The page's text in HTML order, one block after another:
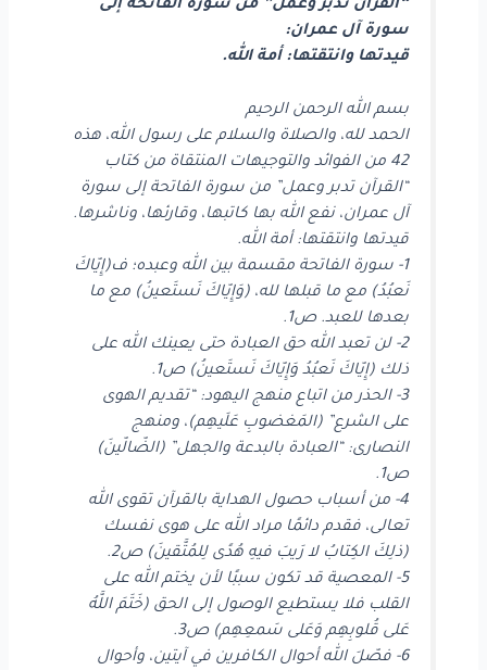
“القرآن تدبر وعمل” من سورة الفاتحة إلى
سورة آل عمران:
قيدتها وانتقتها: أمة الله.
بسم الله الرحمن الرحيم
الحمد لله، والصلاة والسلام على رسول الله، هذه
42 من الفوائد والتوجيهات المنتقاة من كتاب
“القرآن تدبر وعمل” من سورة الفاتحة إلى سورة
آل عمران، نفع الله بها كاتبها، وقارئها، وناشرها.
قيدتها وانتقتها: أمة الله.
1- سورة الفاتحة مقسمة بين الله وعبده؛ ف(إِيّاكَ
نَعبُدُ) مع ما قبلها لله، (وَإِيّاكَ نَستَعينُ) مع ما
بعدها للعبد. ص1.
2- لن تعبد الله حق العبادة حتى يعينك الله على
ذلك (إِيّاكَ نَعبُدُ وَإِيّاكَ نَستَعينُ) ص1.
3- الحذر من اتباع منهج اليهود: “تقديم الهوى
على الشرع” (المَغضوبِ عَلَيهِم)، ومنهج
النصارى: “العبادة بالبدعة والجهل” (الضّالّينَ)
ص1.
4- من أسباب حصول الهداية بالقرآن تقوى الله
تعالى، فقدم دائمًا مراد الله على هوى نفسك
(ذلِكَ الكِتابُ لا رَيبَ فيهِ هُدًى لِلمُتَّقينَ) ص2.
5- المعصية قد تكون سببًا لأن يختم الله على
القلب فلا يستطيع الوصول إلى الحق (خَتَمَ اللَّهُ
عَلى قُلوبِهِم وَعَلى سَمعِهِم) ص3.
6- فصّلَ الله أحوال الكافرين في آيتين، وأحوال